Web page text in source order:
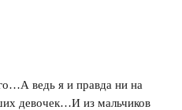
ведь я и правда ни на
девочек…И из мальчиков